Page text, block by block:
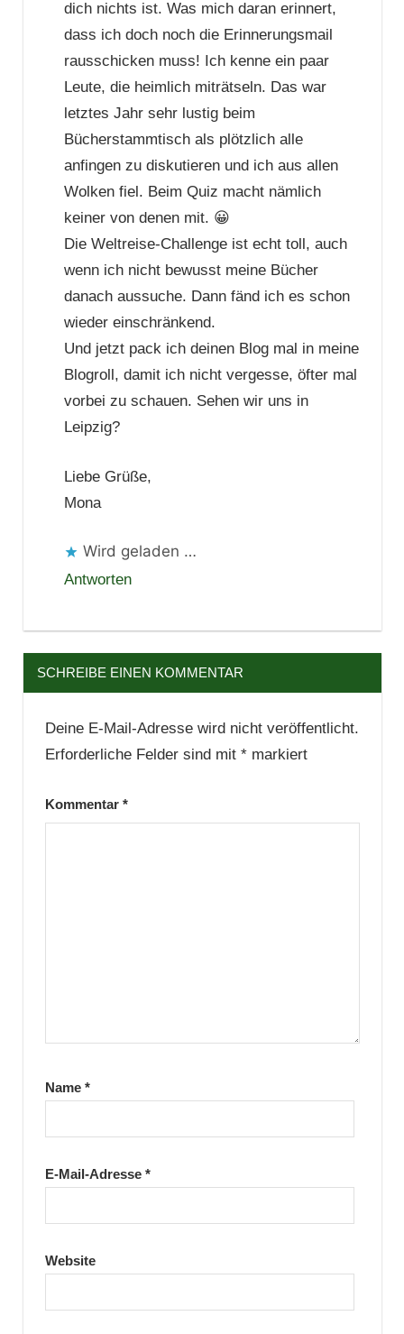
dich nichts ist. Was mich daran erinnert,
dass ich doch noch die Erinnerungsmail
rausschicken muss! Ich kenne ein paar
Leute, die heimlich miträtseln. Das war
letztes Jahr sehr lustig beim
Bücherstammtisch als plötzlich alle
anfingen zu diskutieren und ich aus allen
Wolken fiel. Beim Quiz macht nämlich
keiner von denen mit. 😀
Die Weltreise-Challenge ist echt toll, auch
wenn ich nicht bewusst meine Bücher
danach aussuche. Dann fänd ich es schon
wieder einschränkend.
Und jetzt pack ich deinen Blog mal in meine
Blogroll, damit ich nicht vergesse, öfter mal
vorbei zu schauen. Sehen wir uns in
Leipzig?
Liebe Grüße,
Mona
Wird geladen …
Antworten
SCHREIBE EINEN KOMMENTAR
Deine E-Mail-Adresse wird nicht veröffentlicht.
Erforderliche Felder sind mit *markiert
Kommentar *
Name *
E-Mail-Adresse *
Website